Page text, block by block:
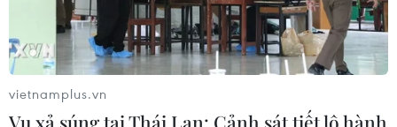
vietnamplus.vn
Vụ xả súng tại Thái Lan: Cảnh sát tiết lộ hành